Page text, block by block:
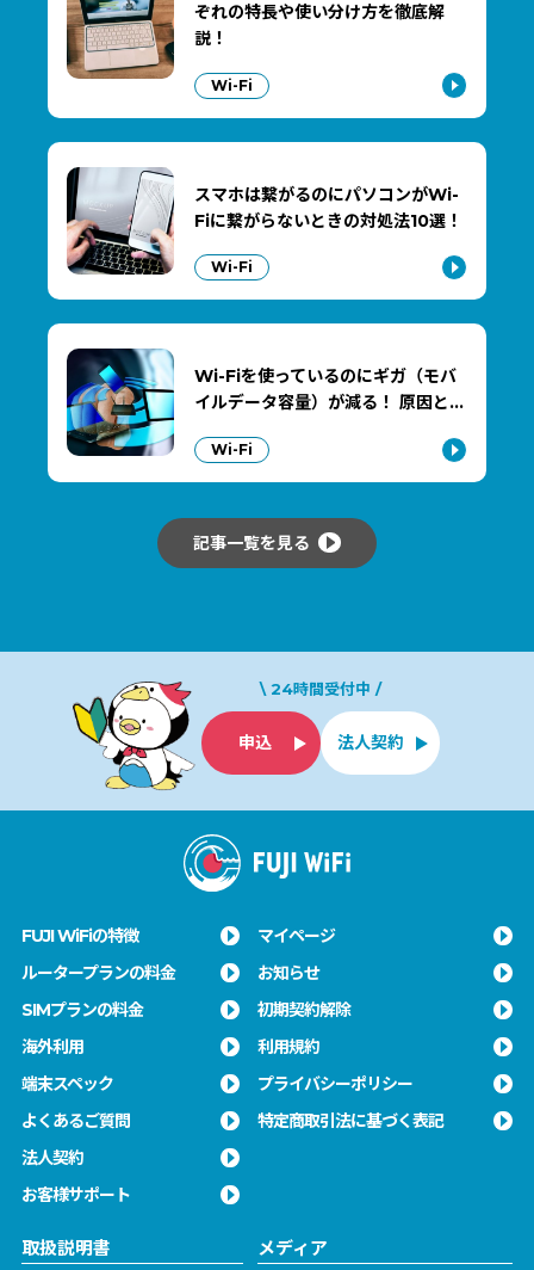
ぞれの特長や使い分け方を徹底解
説！
Wi-Fi
スマホは繋がるのにパソコンがWi-
Fiに繋がらないときの対処法10選！
Wi-Fi
Wi-Fiを使っているのにギガ（モバ
イルデータ容量）が減る！ 原因と…
Wi-Fi
記事一覧を見る
\ 24時間受付中 /
申込 法人契約
FUJI WiFiの特徴
ルータープランの料金
SIMプランの料金
海外利用
端末スペック
よくあるご質問
法人契約
お客様サポート
マイページ
お知らせ
初期契約解除
利用規約
プライバシーポリシー
特定商取引法に基づく表記
取扱説明書 メディア